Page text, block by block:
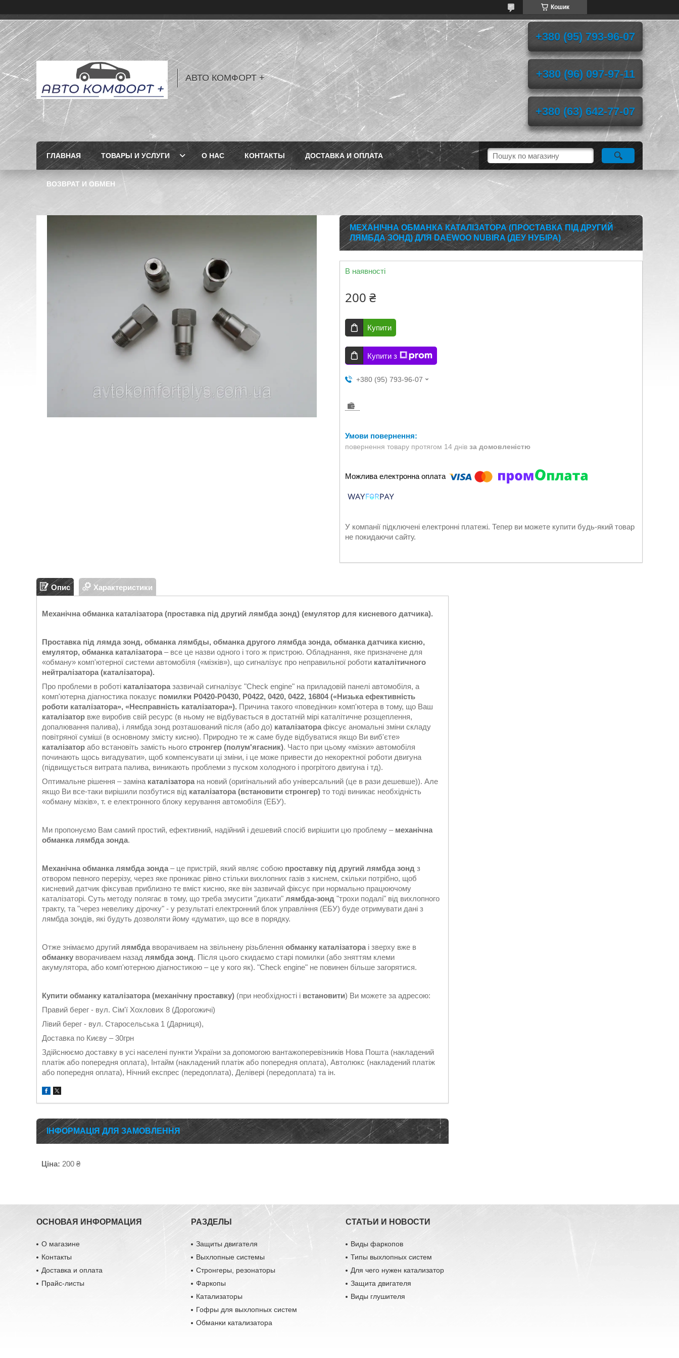
Кошик
АВТО КОМФОРТ +
+380 (95) 793-96-07
+380 (96) 097-97-11
+380 (63) 642-77-07
ГЛАВНАЯ ТОВАРЫ И УСЛУГИ О НАС КОНТАКТЫ ДОСТАВКА И ОПЛАТА
ВОЗВРАТ И ОБМЕН
МЕХАНІЧНА ОБМАНКА КАТАЛІЗАТОРА (ПРОСТАВКА ПІД ДРУГИЙ
ЛЯМБДА ЗОНД) ДЛЯ DAEWOO NUBIRA (ДЕУ НУБІРА)
В наявності
200 ₴
Купити
Купити з
+380 (95) 793-96-07
повернення товару протягом 14 днів за домовленістю
У компанії підключені електронні платежі. Тепер ви можете купити будь-який товар
не покидаючи сайту.
Опис Характеристики
Механічна обманка каталізатора (проставка під другий лямбда зонд) (емулятор для кисневого датчика).
Проставка під лямда зонд, обманка лямбды, обманка другого лямбда зонда, обманка датчика кисню,
емулятор, обманка каталізатора – все це назви одного і того ж пристрою. Обладнання, яке призначене для
«обману» комп'ютерної системи автомобіля («мізків»), що сигналізує про неправильної роботи каталітичного
нейтралізатора (каталізатора).
Про проблеми в роботі каталізатора зазвичай сигналізує "Check engine" на приладовій панелі автомобіля, а
комп'ютерна діагностика показує помилки P0420-P0430, P0422, 0420, 0422, 16804 («Низька ефективність
роботи каталізатора», «Несправність каталізатора»). Причина такого «поведінки» комп'ютера в тому, що Ваш
каталізатор вже виробив свій ресурс (в ньому не відбувається в достатній мірі каталітичне розщеплення,
допалювання палива), і лямбда зонд розташований після (або до) каталізатора фіксує аномальні зміни складу
повітряної суміші (в основному змісту кисню). Природно те ж саме буде відбуватися якщо Ви виб'єте»
каталізатор або встановіть замість нього стронгер (полум'ягасник). Часто при цьому «мізки» автомобіля
починають щось вигадувати», щоб компенсувати ці зміни, і це може привести до некоректної роботи двигуна
(підвищується витрата палива, виникають проблеми з пуском холодного і прогрітого двигуна і тд).
Оптимальне рішення – заміна каталізатора на новий (оригінальний або універсальний (це в рази дешевше)). Але
якщо Ви все-таки вирішили позбутися від каталізатора (встановити стронгер) то тоді виникає необхідність
«обману мізків», т. е електронного блоку керування автомобіля (ЕБУ).
Ми пропонуємо Вам самий простий, ефективний, надійний і дешевий спосіб вирішити цю проблему – механічна
обманка лямбда зонда.
Механічна обманка лямбда зонда – це пристрій, який являє собою проставку під другий лямбда зонд з
отвором певного перерізу, через яке проникає рівно стільки вихлопних газів з киснем, скільки потрібно, щоб
кисневий датчик фіксував приблизно те вміст кисню, яке він зазвичай фіксує при нормально працюючому
каталізаторі. Суть методу полягає в тому, що треба змусити "дихати" лямбда-зонд "трохи подалі" від вихлопного
тракту, та "через невелику дірочку" - у результаті електронний блок управління (ЕБУ) буде отримувати дані з
лямбда зондів, які будуть дозволяти йому «думати», що все в порядку.
Отже знімаємо другий лямбда вворачиваем на звільнену різьблення обманку каталізатора і зверху вже в
обманку вворачиваем назад лямбда зонд. Після цього скидаємо старі помилки (або зняттям клеми
акумулятора, або комп'ютерною діагностикою – це у кого як). "Check engine" не повинен більше загорятися.
Купити обманку каталізатора (механічну проставку) (при необхідності і встановити) Ви можете за адресою:
Правий берег - вул. Сім'ї Хохлових 8 (Дорогожичі)
Лівий берег - вул. Старосельська 1 (Дарниця),
Доставка по Києву – 30грн
Здійснюємо доставку в усі населені пункти України за допомогою вантажоперевізників Нова Пошта (накладений
платіж або попередня оплата), Інтайм (накладений платіж або попередня оплата), Автолюкс (накладений платіж
або попередня оплата), Нічний експрес (передоплата), Делівері (передоплата) та ін.
ІНФОРМАЦІЯ ДЛЯ ЗАМОВЛЕННЯ
Ціна: 200 ₴
ОСНОВАЯ ИНФОРМАЦИЯ
О магазине
Контакты
Доставка и оплата
Прайс-листы
РАЗДЕЛЫ
Защиты двигателя
Выхлопные системы
Стронгеры, резонаторы
Фаркопы
Катализаторы
Гофры для выхлопных систем
Обманки катализатора
СТАТЬИ И НОВОСТИ
Виды фаркопов
Типы выхлопных систем
Для чего нужен катализатор
Защита двигателя
Виды глушителя